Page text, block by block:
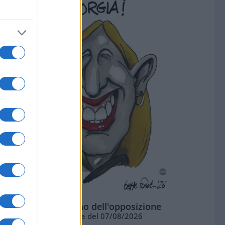
L'ottimismo dell'opposizione
Vignetta del 07/08/2026